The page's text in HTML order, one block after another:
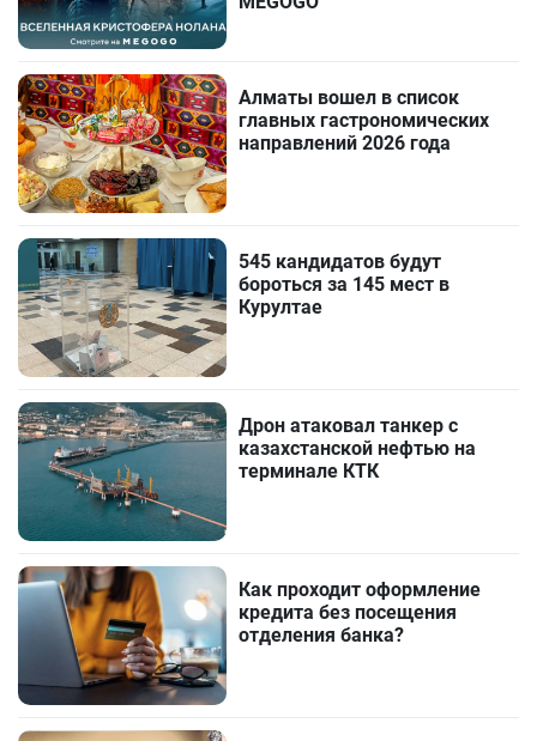
Алматы вошел в список
главных гастрономических
направлений 2026 года
545 кандидатов будут
бороться за 145 мест в
Курултае
Дрон атаковал танкер с
казахстанской нефтью на
терминале КТК
Как проходит оформление
кредита без посещения
отделения банка?